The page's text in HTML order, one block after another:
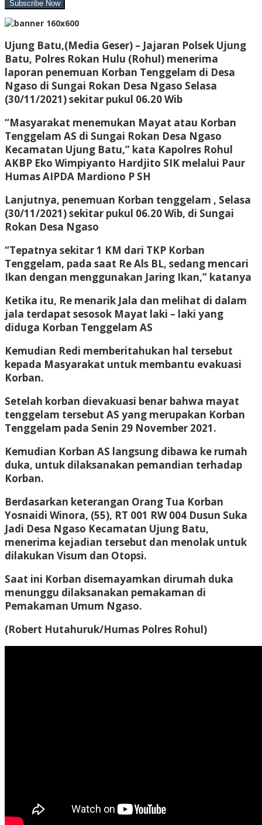
Ujung Batu,(Media Geser) – Jajaran Polsek Ujung
Batu, Polres Rokan Hulu (Rohul) menerima
laporan penemuan Korban Tenggelam di Desa
Ngaso di Sungai Rokan Desa Ngaso Selasa
(30/11/2021) sekitar pukul 06.20 Wib
“Masyarakat menemukan Mayat atau Korban
Tenggelam AS di Sungai Rokan Desa Ngaso
Kecamatan Ujung Batu,” kata Kapolres Rohul
AKBP Eko Wimpiyanto Hardjito SIK melalui Paur
Humas AIPDA Mardiono P SH
Lanjutnya, penemuan Korban tenggelam , Selasa
(30/11/2021) sekitar pukul 06.20 Wib, di Sungai
Rokan Desa Ngaso
“Tepatnya sekitar 1 KM dari TKP Korban
Tenggelam, pada saat Re Als BL, sedang mencari
Ikan dengan menggunakan Jaring Ikan,” katanya
Ketika itu, Re menarik Jala dan melihat di dalam
jala terdapat sesosok Mayat laki – laki yang
diduga Korban Tenggelam AS
Kemudian Redi memberitahukan hal tersebut
kepada Masyarakat untuk membantu evakuasi
Korban.
Setelah korban dievakuasi benar bahwa mayat
tenggelam tersebut AS yang merupakan Korban
Tenggelam pada Senin 29 November 2021.
Kemudian Korban AS langsung dibawa ke rumah
duka, untuk dilaksanakan pemandian terhadap
Korban.
Berdasarkan keterangan Orang Tua Korban
Yosnaidi Winora, (55), RT 001 RW 004 Dusun Suka
Jadi Desa Ngaso Kecamatan Ujung Batu,
menerima kejadian tersebut dan menolak untuk
dilakukan Visum dan Otopsi.
Saat ini Korban disemayamkan dirumah duka
menunggu dilaksanakan pemakaman di
Pemakaman Umum Ngaso.
(Robert Hutahuruk/Humas Polres Rohul)